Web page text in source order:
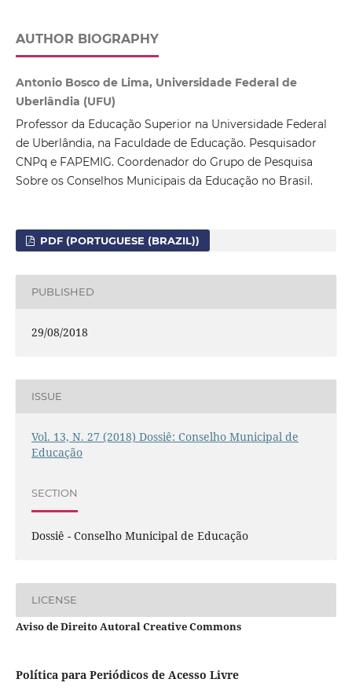
AUTHOR BIOGRAPHY
Antonio Bosco de Lima, Universidade Federal de
Uberlândia (UFU)
Professor da Educação Superior na Universidade Federal
de Uberlândia, na Faculdade de Educação. Pesquisador
CNPq e FAPEMIG. Coordenador do Grupo de Pesquisa
Sobre os Conselhos Municipais da Educação no Brasil.
PDF (PORTUGUESE (BRAZIL))
PUBLISHED
29/08/2018
ISSUE
Vol. 13, N. 27 (2018) Dossiê: Conselho Municipal de
Educação
SECTION
Dossiê - Conselho Municipal de Educação
LICENSE
Aviso de Direito Autoral Creative Commons
Política para Periódicos de Acesso Livre